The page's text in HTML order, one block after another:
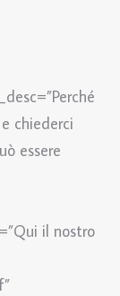
chiederci
essere
il nostro